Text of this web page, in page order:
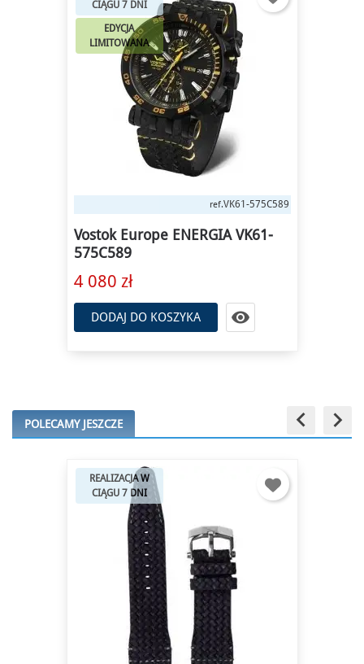
CIĄGU 7 DNI
EDYCJA
LIMITOWANA
ref.VK61-575C589
Vostok Europe ENERGIA VK61-
575C589
4 080 zł
DODAJ DO KOSZYKA 
POLECAMY JESZCZE keyboard_arrow_left
REALIZACJA W
CIĄGU 7 DNI
keyboard_arrow_right